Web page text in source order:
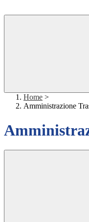
Home >
Amministrazione